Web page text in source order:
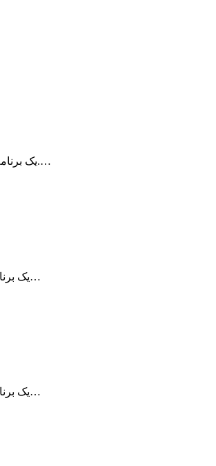
برنامه Remote Desktop Manager یک برنامه کوچک برای مدیریت ارتباطات از راه دور است.…
برنامه Remote Desktop Manager یک برنامه کوچک برای مدیریت ارتباطات از راه دور می…
برنامه Remote Desktop Manager یک برنامه کوچک برای مدیریت ارتباطات از راه دور می…